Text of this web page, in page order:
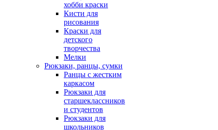
хобби краски
Кисти для
рисования
Краски для
детского
творчества
Мелки
Рюкзаки, ранцы, сумки
Ранцы с жестким
каркасом
Рюкзаки для
старшеклассников
и студентов
Рюкзаки для
школьников